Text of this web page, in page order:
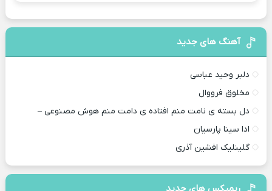
آهنگ های جدید
دلبر وحید عباسی
مخلوق فرووال
دل بسته ی نامت منم افتاده ی دامت منم هوش مصنوعی –
ادا سینا پارسیان
گلینلیک افشین آذری